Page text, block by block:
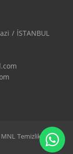
/ İSTANBUL
Temizlik. Tüm